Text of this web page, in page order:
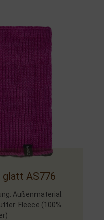
AS776
Außenmaterial:
Fleece (100%